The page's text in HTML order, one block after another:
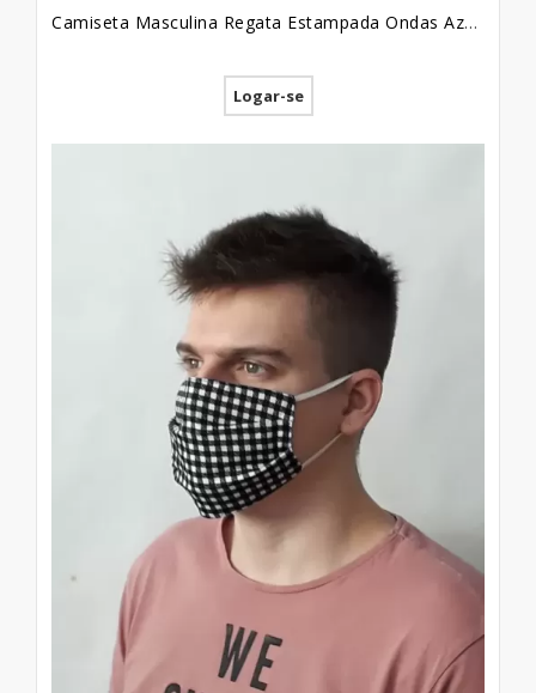
Camiseta Masculina Regata Estampada Ondas Azul Marinho [2010029]
Logar-se